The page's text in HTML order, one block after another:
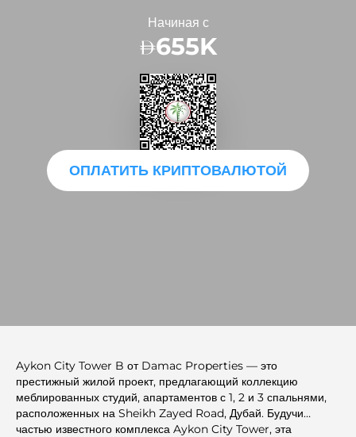
Начиная с
655K
ОПЛАТИТЬ КРИПТОВАЛЮТОЙ
Aykon City Tower B от Damac Properties — это
престижный жилой проект, предлагающий коллекцию
меблированных студий, апартаментов с 1, 2 и 3 спальнями,
расположенных на Sheikh Zayed Road, Дубай. Будучи
частью известного комплекса Aykon City Tower, эта